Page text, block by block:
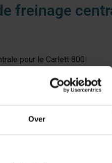
Over
freinage
pour le Carlett 800